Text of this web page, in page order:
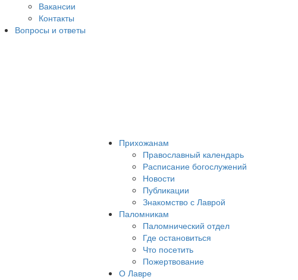
Вакансии
Контакты
Вопросы и ответы
Прихожанам
Православный календарь
Расписание богослужений
Новости
Публикации
Знакомство с Лаврой
Паломникам
Паломнический отдел
Где остановиться
Что посетить
Пожертвование
О Лавре